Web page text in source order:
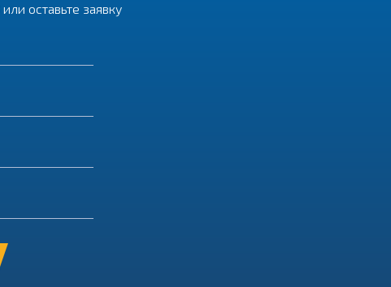
или оставьте заявку